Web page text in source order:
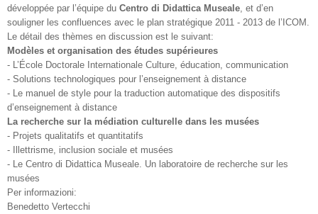
développée par l’équipe du Centro di Didattica Museale , et d’en
souligner les confluences avec le plan stratégique 2011 - 2013 de l’ICOM.
Le détail des thèmes en discussion est le suivant:
Modèles et organisation des études supérieures
- L’École Doctorale Internationale Culture, éducation, communication
- Solutions technologiques pour l’enseignement à distance
- Le manuel de style pour la traduction automatique des dispositifs
d’enseignement à distance
La recherche sur la médiation culturelle dans les musées
- Projets qualitatifs et quantitatifs
- Illettrisme, inclusion sociale et musées
- Le Centro di Didattica Museale. Un laboratoire de recherche sur les
musées
Per informazioni:
Benedetto Vertecchi